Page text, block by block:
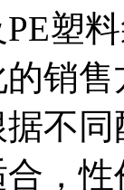
塑
销
不
，